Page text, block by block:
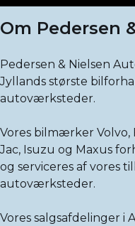
Om Pedersen
Pedersen & Nielsen
Jyllands største
autoværksteder.
Vores bilmærker Volvo,
Jac, Isuzu og Maxus
og serviceres af vores
autoværksteder.
Vores salgsafdelinger i